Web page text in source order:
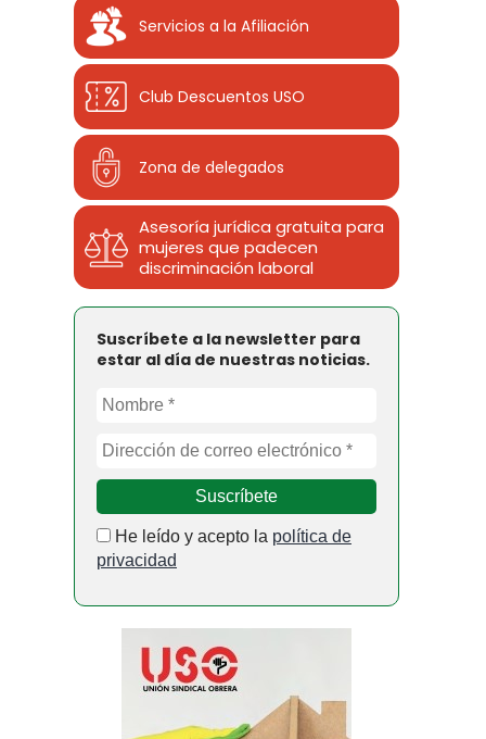
Servicios a la Afiliación
Club Descuentos USO
Zona de delegados
Asesoría jurídica gratuita para
mujeres que padecen
discriminación laboral
Suscríbete a la newsletter para
estar al día de nuestras noticias.
He leído y acepto la política de
privacidad